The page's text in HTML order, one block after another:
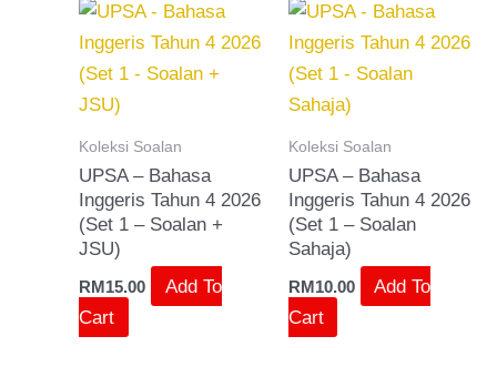
Koleksi Soalan
UPSA – Bahasa
Inggeris Tahun 4 2026
(Set 1 – Soalan +
JSU)
RM15.00
Add To
Cart
Koleksi Soalan
UPSA – Bahasa
Inggeris Tahun 4 2026
(Set 1 – Soalan
Sahaja)
RM10.00
Add To
Cart